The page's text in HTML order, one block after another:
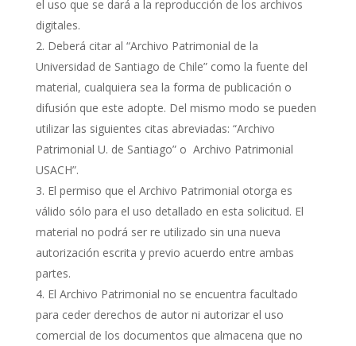
el uso que se dará a la reproducción de los archivos
digitales.
Deberá citar al “Archivo Patrimonial de la
Universidad de Santiago de Chile” como la fuente del
material, cualquiera sea la forma de publicación o
difusión que este adopte. Del mismo modo se pueden
utilizar las siguientes citas abreviadas: “Archivo
Patrimonial U. de Santiago” o Archivo Patrimonial
USACH”.
El permiso que el Archivo Patrimonial otorga es
válido sólo para el uso detallado en esta solicitud. El
material no podrá ser re utilizado sin una nueva
autorización escrita y previo acuerdo entre ambas
partes.
El Archivo Patrimonial no se encuentra facultado
para ceder derechos de autor ni autorizar el uso
comercial de los documentos que almacena que no